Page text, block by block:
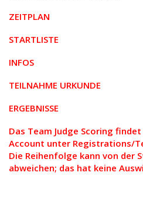
ZEITPLAN
STARTLISTE
INFOS
TEILNAHME URKUNDE
ERGEBNISSE
Das Team Judge Scoring
Account unter Registrations/
Die Reihenfolge kann von der
abweichen; das hat keine